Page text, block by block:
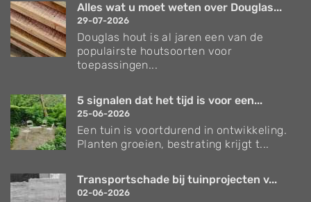
Alles wat u moet weten over Douglas...
29-07-2026
Douglas hout is al jaren een van de
populairste houtsoorten voor
toepassingen...
5 signalen dat het tijd is voor een...
25-06-2026
Een tuin is voortdurend in ontwikkeling.
Planten groeien, bestrating krijgt t...
Transportschade bij tuinprojecten v...
02-06-2026